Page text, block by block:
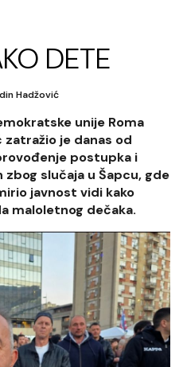
DETE
Hadžović
unije Roma
zatražio je danas od
postupka i
slučaja u Šapcu, gde
javnost vidi kako
maloletnog dečaka.